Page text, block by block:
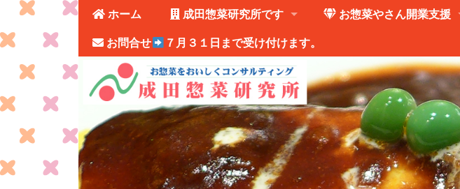
ホーム 成田惣菜研究所です お惣菜やさん開業支援
お問合せ
７月３１日まで受け付けます。